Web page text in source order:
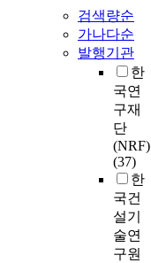
검색량순
가나다순
발행기관
한
국연
구재
단
(NRF)
(37)
한
국건
설기
술연
구원